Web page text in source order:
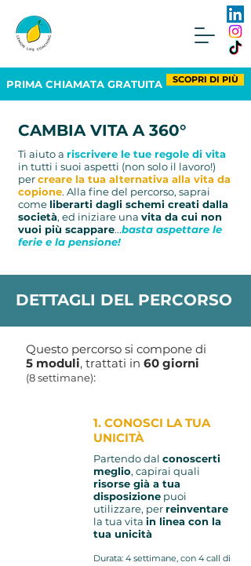
PRIMA CHIAMATA GRATUITA SCOPRI DI PIÙ
CAMBIA VITA A 360°
Ti aiuto a riscrivere le tue regole di vita
in tutti i suoi aspetti (non solo il lavoro!)
percreare la tua alternativa alla vita da
copione. Alla fine del percorso, saprai
come liberarti dagli schemi creati dalla
società, ed iniziare una vita da cui non
vuoi più scappare...basta aspettare le
ferie e la pensione!
DETTAGLI DEL PERCORSO
Questo percorso si compone di
5 moduli, trattati in 60 giorni
(8 settimane):
Partendodal conoscerti
meglio, capirai quali
risorse già a tua
disposizione puoi
utilizzare, per reinventare
la tua vita in linea con la
tua unicità
Durata: 4 settimane, con 4 call di
1. CONOSCI LA TUA
UNICITÀ